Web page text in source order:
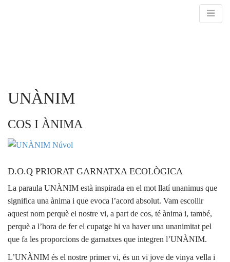
UNÀNIM
COS I ÀNIMA
D.O.Q PRIORAT GARNATXA ECOLÒGICA
La paraula UNÀNIM està inspirada en el mot llatí unanimus que
significa una ànima i que evoca l’acord absolut. Vam escollir
aquest nom perquè el nostre vi, a part de cos, té ànima i, també,
perquè a l’hora de fer el cupatge hi va haver una unanimitat pel
que fa les proporcions de garnatxes que integren l’UNÀNIM.
L’UNÀNIM és el nostre primer vi, és un vi jove de vinya vella i